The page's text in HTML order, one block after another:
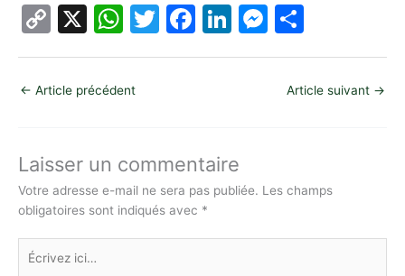
C
o
p
y
n
k
X
W
h
at
s
p
p
T
w
F
a
o
o
k
Li
n
n
M
e
g
ar
ta
g
← Article précédent Article suivant →
Laisser un commentaire
Votre adresse e-mail ne sera pas publiée. Les champs
obligatoires sont indiqués avec *
Écrivez
ici…